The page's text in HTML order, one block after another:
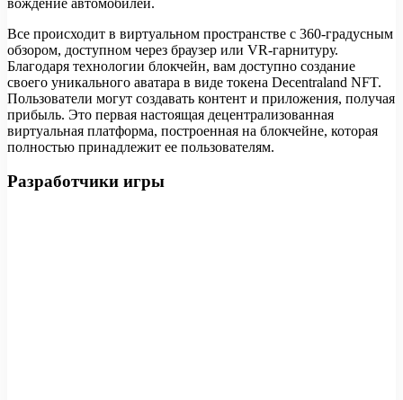
Все происходит в виртуальном пространстве с 360-градусным
обзором, доступном через браузер или VR-гарнитуру.
Благодаря технологии блокчейн, вам доступно создание
своего уникального аватара в виде токена Decentraland NFT.
Пользователи могут создавать контент и приложения, получая
прибыль. Это первая настоящая децентрализованная
виртуальная платформа, построенная на блокчейне, которая
полностью принадлежит ее пользователям.
Разработчики игры